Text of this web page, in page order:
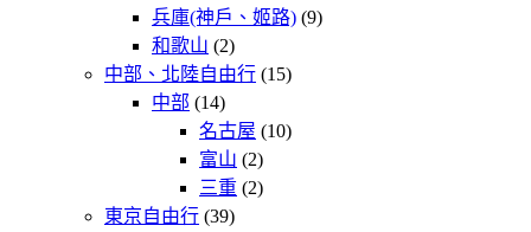
兵庫(神戶、姬路) (9)
和歌山 (2)
中部、北陸自由行 (15)
中部 (14)
名古屋 (10)
富山 (2)
三重 (2)
東京自由行 (39)